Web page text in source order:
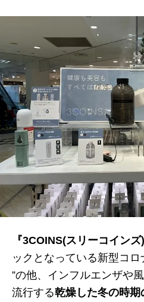
『3COINS(スリーコインズ)
ックとなっている新型コ
”の他、インフルエンザや
流行する乾燥した冬の時期